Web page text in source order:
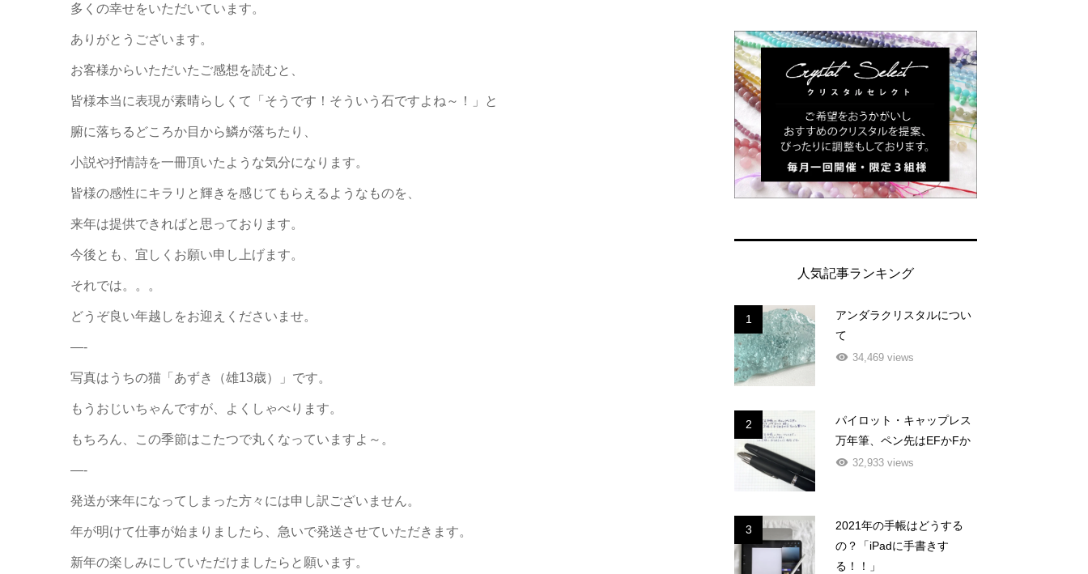
多くの幸せをいただいています。
ありがとうございます。
お客様からいただいたご感想を読むと、
皆様本当に表現が素晴らしくて「そうです！そういう石ですよね～！」と
腑に落ちるどころか目から鱗が落ちたり、
小説や抒情詩を一冊頂いたような気分になります。
皆様の感性にキラリと輝きを感じてもらえるようなものを、
来年は提供できればと思っております。
今後とも、宜しくお願い申し上げます。
それでは。。。
どうぞ良い年越しをお迎えくださいませ。
—-
写真はうちの猫「あずき（雄13歳）」です。
もうおじいちゃんですが、よくしゃべります。
もちろん、この季節はこたつで丸くなっていますよ～。
—-
発送が来年になってしまった方々には申し訳ございません。
年が明けて仕事が始まりましたら、急いで発送させていただきます。
新年の楽しみにしていただけましたらと願います。
人気記事ランキング
1
アンダラクリスタルについ
て
34,469 views
2
パイロット・キャップレス
万年筆、ペン先はEFかFか
32,933 views
3
2021年の手帳はどうする
の？「iPadに手書きす
る！！」